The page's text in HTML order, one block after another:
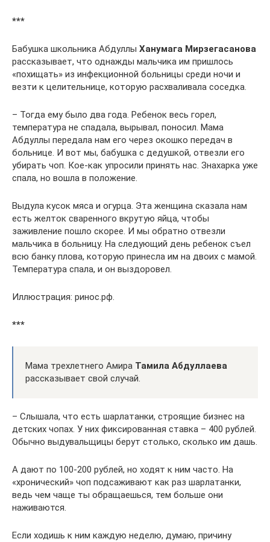
***
Бабушка школьника Абдуллы Ханумага Мирзегасанова
рассказывает, что однажды мальчика им пришлось
«похищать» из инфекционной больницы среди ночи и
везти к целительнице, которую расхваливала соседка.
– Тогда ему было два года. Ребенок весь горел,
температура не спадала, вырывал, поносил. Мама
Абдуллы передала нам его через окошко передач в
больнице. И вот мы, бабушка с дедушкой, отвезли его
убирать чоп. Кое-как упросили принять нас. Знахарка уже
спала, но вошла в положение.
Выдула кусок мяса и огурца. Эта женщина сказала нам
есть желток сваренного вкрутую яйца, чтобы
заживление пошло скорее. И мы обратно отвезли
мальчика в больницу. На следующий день ребенок съел
всю банку плова, которую принесла им на двоих с мамой.
Температура спала, и он выздоровел.
Иллюстрация: ринос.рф.
***
Мама трехлетнего Амира Тамила Абдуллаева
рассказывает свой случай.
– Слышала, что есть шарлатанки, строящие бизнес на
детских чопах. У них фиксированная ставка – 400 рублей.
Обычно выдувальщицы берут столько, сколько им дашь.
А дают по 100-200 рублей, но ходят к ним часто. На
«хронический» чоп подсаживают как раз шарлатанки,
ведь чем чаще ты обращаешься, тем больше они
наживаются.
Если ходишь к ним каждую неделю, думаю, причину